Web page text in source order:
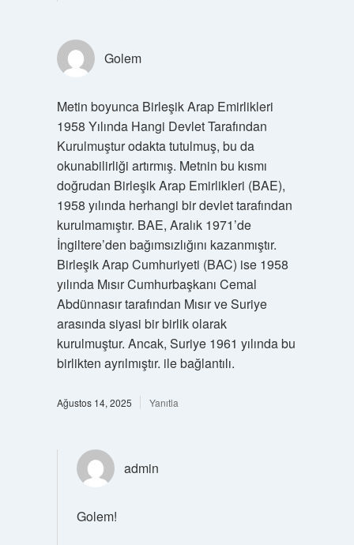
Golem
Metin boyunca Birleşik Arap Emirlikleri
1958 Yılında Hangi Devlet Tarafından
Kurulmuştur odakta tutulmuş, bu da
okunabilirliği artırmış. Metnin bu kısmı
doğrudan Birleşik Arap Emirlikleri (BAE),
1958 yılında herhangi bir devlet tarafından
kurulmamıştır. BAE, Aralık 1971’de
İngiltere’den bağımsızlığını kazanmıştır.
Birleşik Arap Cumhuriyeti (BAC) ise 1958
yılında Mısır Cumhurbaşkanı Cemal
Abdünnasır tarafından Mısır ve Suriye
arasında siyasi bir birlik olarak
kurulmuştur. Ancak, Suriye 1961 yılında bu
birlikten ayrılmıştır. ile bağlantılı.
Ağustos 14, 2025 Yanıtla
admin
Golem!